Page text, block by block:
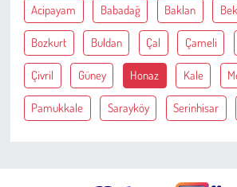
Acipayam Babadağ Baklan
Bozkurt Buldan Çal Çameli
Çivril Güney Honaz Kale
Pamukkale Sarayköy Serinhisar
Günün İçinden
Vefat İlanları
Tarih